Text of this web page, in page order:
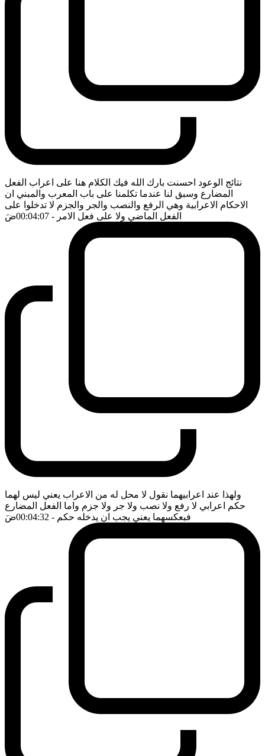
نتائج الوعود احسنت بارك الله فيك الكلام هنا على اعراب الفعل
المضارع وسبق لنا عندما تكلمنا على باب المعرب والمبني ان
الاحكام الاعرابية وهي الرفع والنصب والجر والجزم لا تدخلوا على
الفعل الماضي ولا على فعل الامر - 00:04:07 ضَ
ولهذا عند اعرابيهما نقول لا محل له من الاعراب يعني ليس لهما
حكم اعرابي لا رفع ولا نصب ولا جر ولا جزم واما الفعل المضارع
فبعكسهما يعني يجب ان يدخله حكم - 00:04:32 ضَ